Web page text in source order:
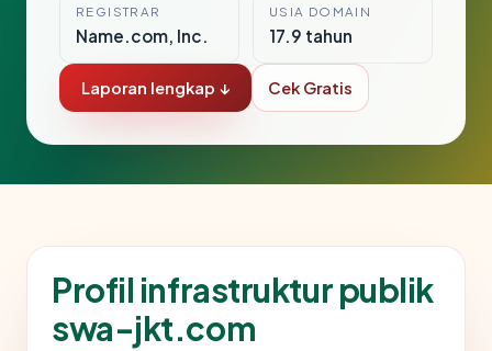
REGISTRAR
Name.com, Inc.
USIA DOMAIN
17.9 tahun
Laporan lengkap ↓ Cek Gratis
Profil infrastruktur publik
swa-jkt.com